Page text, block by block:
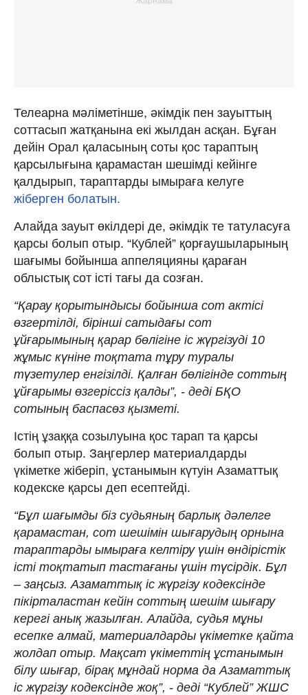
Телеарна мәліметінше, әкімдік пен зауыттың
соттасып жатқанына екі жылдан асқан. Бұған
дейін Орал қаласының соты қос тараптың
қарсылығына қарамастан шешімді кейінге
қалдырып, тараптарды ымыраға келуге
жіберген болатын.
Алайда зауыт өкілдері де, әкімдік те татуласуға
қарсы болып отыр. “Кублей” қорғаушыларының
шағымы бойынша аппеляцияны қараған
облыстық сот істі тағы да созған.
“Қарау қорытындысы бойынша сот актісі
өзгертілді, бірінші сатыдағы сот
ұйғарымының қарар бөлігіне іс жүргізуді 10
жұмыс күніне тоқтата тұру туралы
түзетулер енгізілді. Қалған бөлігінде соттың
ұйғарымы өзгеріссіз қалды”, - деді БҚО
сотының баспасөз қызметі.
Істің ұзаққа созылуына қос тарап та қарсы
болып отыр. Заңгерлер материалдарды
үкіметке жіберіп, ұстанымын күтуін Азаматтық
кодекске қарсы деп есептейді.
“Бұл шағымды біз судьяның барлық дәлелге
қарамастан, сот шешімін шығарудың орнына
тараптарды ымыраға келтіру үшін өндірістік
істі тоқтатып тастағаны үшін түсірдік. Бұл
– заңсыз. Азаматтық іс жүргізу кодексінде
пікірталастан кейін соттың шешім шығару
керегі анық жазылған. Алайда, судья мұны
есепке алмай, материалдарды үкіметке қайта
жолдап отыр. Мақсат үкіметтің ұстанымын
білу шығар, бірақ мұндай норма да Азаматтық
іс жүргізу кодексінде жоқ”, - деді “Кублей” ЖШС